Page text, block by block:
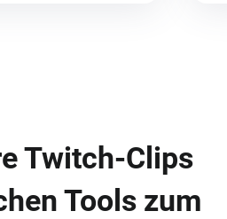
Twitch-Clips
Tools zum